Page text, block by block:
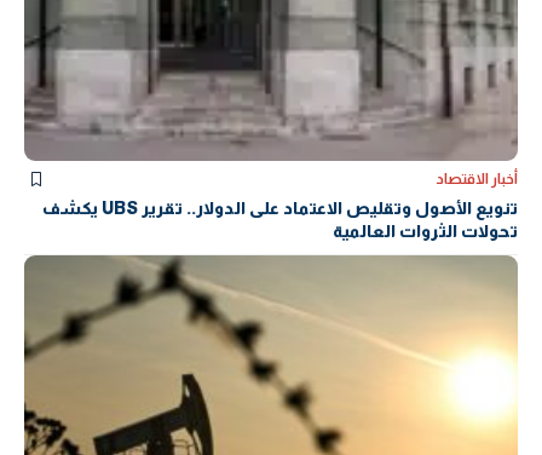
أخبار الاقتصاد
تنويع الأصول وتقليص الاعتماد على الدولار.. تقرير UBS يكشف
تحولات الثروات العالمية